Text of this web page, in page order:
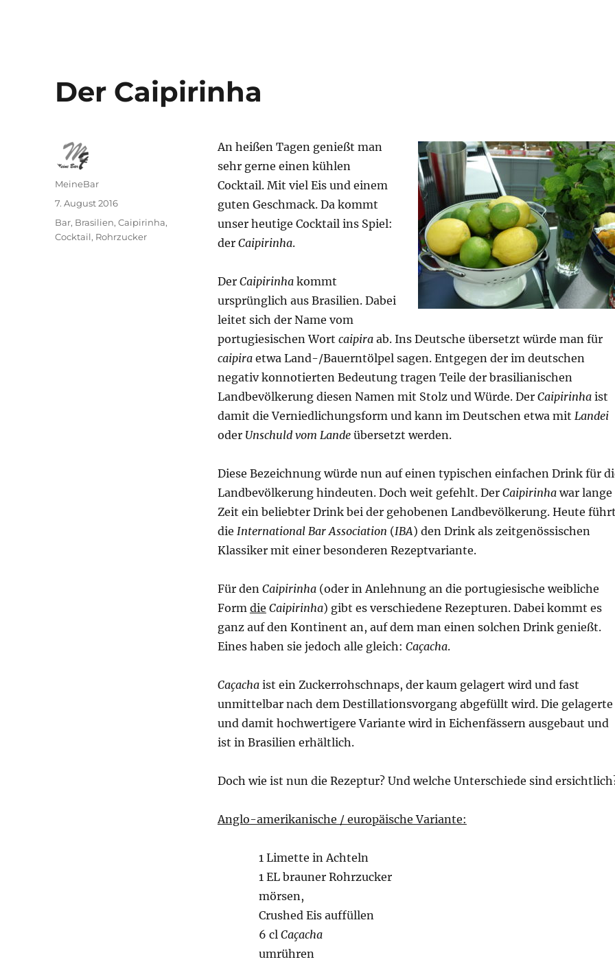
Der Caipirinha
An heißen Tagen genießt man
sehr gerne einen kühlen
Cocktail. Mit viel Eis und einem
guten Geschmack. Da kommt
unser heutige Cocktail ins Spiel:
der Caipirinha.
Der Caipirinha kommt
ursprünglich aus Brasilien. Dabei
leitet sich der Name vom
portugiesischen Wort caipiraab. Ins Deutsche übersetzt würde man für
caipira etwa Land-/Bauerntölpel sagen. Entgegen der im deutschen
negativ konnotierten Bedeutung tragen Teile der brasilianischen
Landbevölkerung diesen Namen mit Stolz und Würde. Der Caipirinha ist
damit die Verniedlichungsform und kann im Deutschen etwa mit Landei
oder Unschuld vom Landeübersetzt werden.
Diese Bezeichnung würde nun auf einen typischen einfachen Drink für
Landbevölkerung hindeuten. Doch weit gefehlt. Der Caipirinhawar lange
Zeit ein beliebter Drink bei der gehobenen Landbevölkerung. Heute führt
die International Bar Association (IBA) den Drink als zeitgenössischen
Klassiker mit einer besonderen Rezeptvariante.
Für den Caipirinha(oder in Anlehnung an die portugiesische weibliche
Form die Caipirinha) gibt es verschiedene Rezepturen. Dabei kommt es
ganz auf den Kontinent an, auf dem man einen solchen Drink genießt.
Eines haben sie jedoch alle gleich: Caçacha.
Caçacha ist ein Zuckerrohschnaps, der kaum gelagert wird und fast
unmittelbar nach dem Destillationsvorgang abgefüllt wird. Die gelagerte
und damit hochwertigere Variante wird in Eichenfässern ausgebaut und
ist in Brasilien erhältlich.
Doch wie ist nun die Rezeptur? Und welche Unterschiede sind
Anglo-amerikanische / europäische Variante:
1 Limette in Achteln
1 EL brauner Rohrzucker
mörsen,
Crushed Eis auffüllen
6 cl Caçacha
umrühren
Autor
MeineBar
Veröffentlicht
7. August 2016
Schlagwörter
Bar, Brasilien,Caipirinha,
Cocktail, Rohrzucker